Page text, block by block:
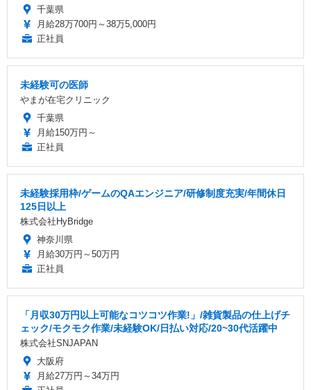
千葉県
月給28万700円～38万5,000円
正社員
未経験可の医師
やまが在宅クリニック
千葉県
月給150万円～
正社員
未経験採用枠/ゲームのQAエンジニア/研修制度充実/年間休日
125日以上
株式会社HyBridge
神奈川県
月給30万円～50万円
正社員
「月収30万円以上可能なコツコツ作業!」/雑貨製品の仕上げチ
ェック/モクモク作業/未経験OK/日払い対応/20~30代活躍中
株式会社SNJAPAN
大阪府
月給27万円～34万円